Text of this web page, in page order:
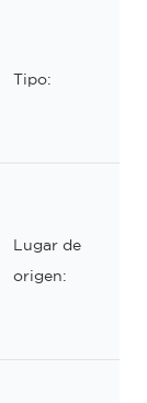
Tipo:
Lugar de
origen: